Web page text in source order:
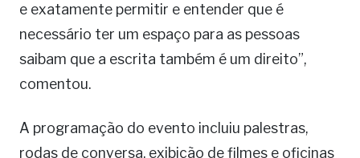
e exatamente permitir e entender que é
necessário ter um espaço para as pessoas
saibam que a escrita também é um direito”,
comentou.
A programação do evento incluiu palestras,
rodas de conversa, exibição de filmes e oficinas